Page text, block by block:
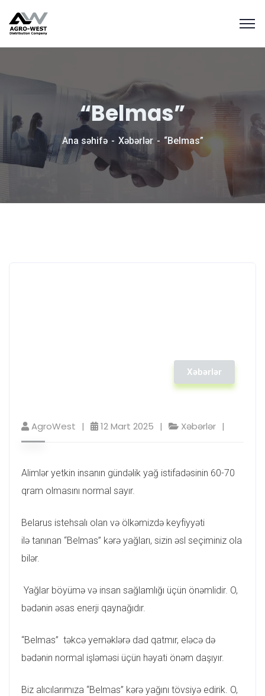
“Belmas”
Ana səhifə Xəbərlər “Belmas”
Xəbərlər
AgroWest 12 Mart 2025 Xəbərlər
Alimlər yetkin insanın gündəlik yağ istifadəsinin 60-70
qram olmasını normal sayır.
Belarus istehsalı olan və ölkəmizdə keyfiyyəti
ilə tanınan “Belmas” kərə yağları, sizin əsl seçiminiz ola
bilər.
Yağlar böyümə və insan sağlamlığı üçün önəmlidir. O,
bədənin əsas enerji qaynağıdır.
“Belmas” təkcə yeməklərə dad qatmır, eləcə də
bədənin normal işləməsi üçün həyati önəm daşıyır.
Biz alıcılarımıza “Belmas” kərə yağını tövsiyə edirik. O,